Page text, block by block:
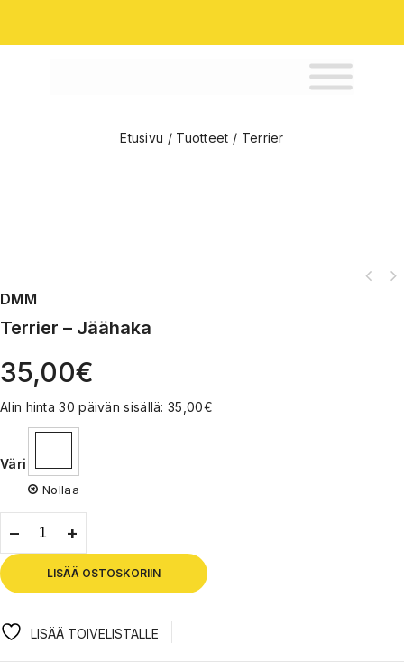
Etusivu / Tuotteet / Terrier
DMM
Terrier – Jäähaka
35,00€
Alin hinta 30 päivän sisällä:35,00€
Väri
Nollaa
LISÄÄ OSTOSKORIIN
LISÄÄ TOIVELISTALLE